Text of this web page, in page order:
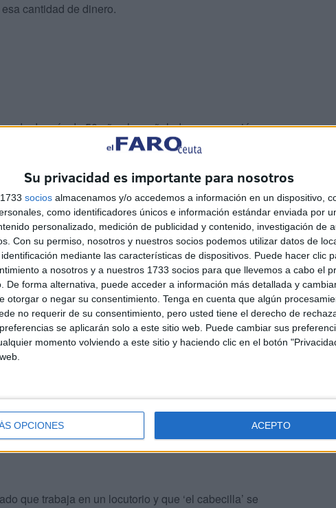
Su privacidad es importante para nosotros
socios almacenamos y/o accedemos a información en un dispositivo,
como identificadores únicos e información estándar enviada por
personalizado, medición de publicidad y contenido, investigación de
Con su permiso, nosotros y nuestros socios podemos utilizar datos de
mediante las características de dispositivos. Puede hacer clic
a nosotros y a nuestros 1733 socios para que llevemos a cabo el
De forma alternativa, puede acceder a información más detallada y
otorgar o negar su consentimiento. Tenga en cuenta que algún
no requerir de su consentimiento, pero usted tiene el derecho de
se aplicarán solo a este sitio web. Puede cambiar sus
momento volviendo a este sitio y haciendo clic en el botón
OPCIONES ACEPTO
cantidad de dinero.
de más de 50 años ha señalado que conoció a
fuimos a tomar un té”, se me cayó la tarjeta de crédito
y se haría con su cuenta para ingresarle
un móvil que solo sirve “para llamar”. Asimismo
con la Policía como con el Juzgado, presentando todos
“426 euros” que tenía de desempleo a la salida de la
añadido que cuando todo ocurrió estaba bajo los
‘el cabecilla’ le pidió poder utilizar su cuenta Bizzum
poder comprarse un coche. “Yo acepté, porque no
me daría 50 euros por ese favor. Yo lo quería porque lo
que trabaja en un locutorio y que ‘el cabecilla’ se